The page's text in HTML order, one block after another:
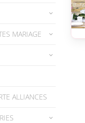
MARIAGE
ALLIANCES